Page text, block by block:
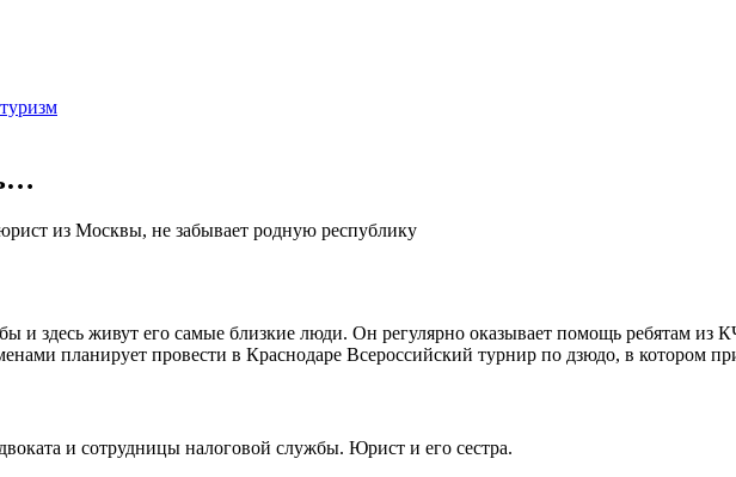
из Москвы, не забывает родную республику
и здесь живут его самые близкие люди. Он регулярно оказывает помощь ребятам из
планирует провести в Краснодаре Всероссийский турнир по дзюдо, в котором
и сотрудницы налоговой службы. Юрист и его сестра.